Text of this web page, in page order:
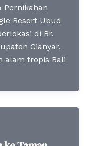
Pernikahan
Resort Ubud
di Br.
Gianyar,
alam tropis Bali